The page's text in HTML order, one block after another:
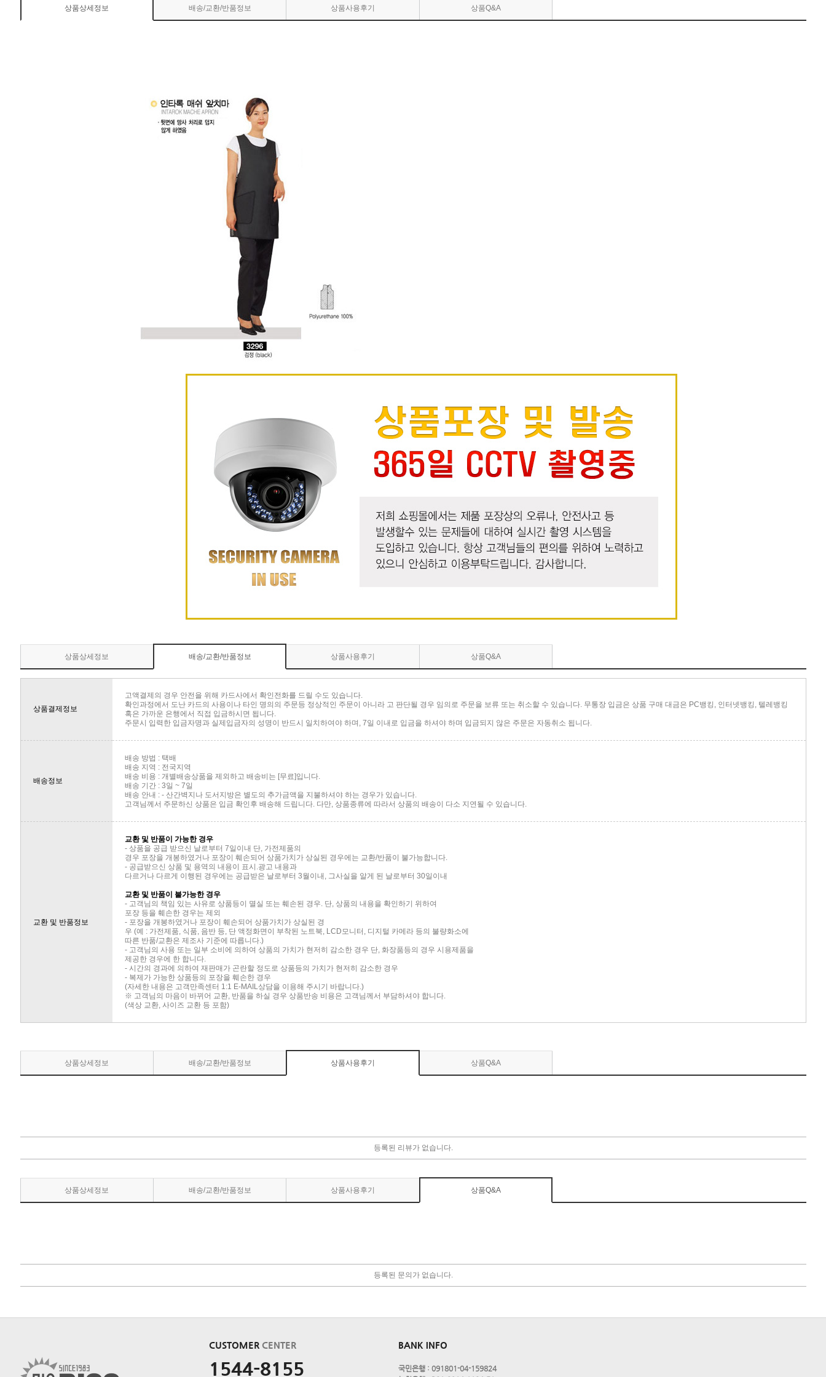
상품상세정보 배송/교환/반품정보 상품사용후기 상품Q&A
상품상세정보 배송/교환/반품정보 상품사용후기 상품Q&A
상품결제정보
고액결제의 경우 안전을 위해 카드사에서 확인전화를 드릴 수도 있습니다.
확인과정에서 도난 카드의 사용이나 타인 명의의 주문등 정상적인 주문이 아니라 고 판단될 경우 임의로 주문을 보류 또는 취소할 수 있습니다. 무통장 입금은 상품 구매 대금은 PC뱅킹, 인터넷뱅킹, 텔레뱅킹
혹은 가까운 은행에서 직접 입금하시면 됩니다.
주문시 입력한 입금자명과 실제입금자의 성명이 반드시 일치하여야 하며, 7일 이내로 입금을 하셔야 하며 입금되지 않은 주문은 자동취소 됩니다.
배송정보
배송 방법 : 택배
배송 지역 : 전국지역
배송 비용 : 개별배송상품을 제외하고 배송비는 [무료]입니다.
배송 기간 : 3일 ~ 7일
배송 안내 : - 산간벽지나 도서지방은 별도의 추가금액을 지불하셔야 하는 경우가 있습니다.
고객님께서 주문하신 상품은 입금 확인후 배송해 드립니다. 다만, 상품종류에 따라서 상품의 배송이 다소 지연될 수 있습니다.
교환 및 반품정보
교환 및 반품이 가능한 경우
- 상품을 공급 받으신 날로부터 7일이내 단, 가전제품의
경우 포장을 개봉하였거나 포장이 훼손되어 상품가치가 상실된 경우에는 교환/반품이 불가능합니다.
- 공급받으신 상품 및 용역의 내용이 표시.광고 내용과
다르거나 다르게 이행된 경우에는 공급받은 날로부터 3월이내, 그사실을 알게 된 날로부터 30일이내
교환 및 반품이 불가능한 경우
- 고객님의 책임 있는 사유로 상품등이 멸실 또는 훼손된 경우. 단, 상품의 내용을 확인하기 위하여
포장 등을 훼손한 경우는 제외
- 포장을 개봉하였거나 포장이 훼손되어 상품가치가 상실된 경
우 (예 : 가전제품, 식품, 음반 등, 단 액정화면이 부착된 노트북, LCD모니터, 디지털 카메라 등의 불량화소에
따른 반품/교환은 제조사 기준에 따릅니다.)
- 고객님의 사용 또는 일부 소비에 의하여 상품의 가치가 현저히 감소한 경우 단, 화장품등의 경우 시용제품을
제공한 경우에 한 합니다.
- 시간의 경과에 의하여 재판매가 곤란할 정도로 상품등의 가치가 현저히 감소한 경우
- 복제가 가능한 상품등의 포장을 훼손한 경우
(자세한 내용은 고객만족센터 1:1 E-MAIL상담을 이용해 주시기 바랍니다.)
※ 고객님의 마음이 바뀌어 교환, 반품을 하실 경우 상품반송 비용은 고객님께서 부담하셔야 합니다.
(색상 교환, 사이즈 교환 등 포함)
상품상세정보 배송/교환/반품정보 상품사용후기 상품Q&A
등록된 리뷰가 없습니다.
상품상세정보 배송/교환/반품정보 상품사용후기 상품Q&A
등록된 문의가 없습니다.
CUSTOMER CENTER
1544-8155
BANK INFO
국민은행 : 091801-04-159824